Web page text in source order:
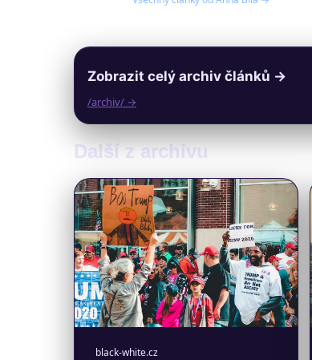
Zobrazit celý archiv článků →
/archiv/ →
Další z archivu
black-white.cz